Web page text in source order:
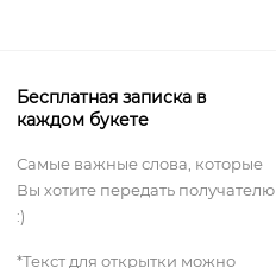
Бесплатная записка в
каждом букете
Самые важные слова, которые
Вы хотите передать получателю
:)
*Текст для открытки можно